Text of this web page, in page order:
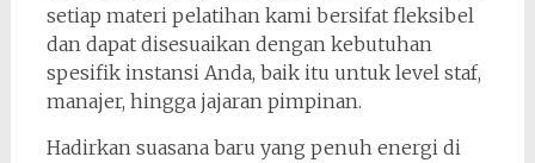
setiap materi pelatihan kami bersifat fleksibel
dan dapat disesuaikan dengan kebutuhan
spesifik instansi Anda, baik itu untuk level staf,
manajer, hingga jajaran pimpinan.
Hadirkan suasana baru yang penuh energi di